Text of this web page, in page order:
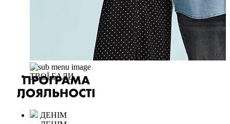
ТВОЇ БАЛИ
ДЕНІМ